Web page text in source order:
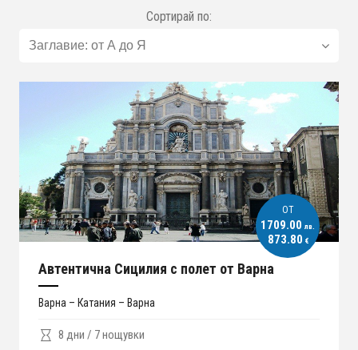
Сортирай по:
ОT
1709.00 лв.
873.80 €
Автентична Сицилия с полет от Варна
Варна – Катания – Варна
8 дни / 7 нощувки